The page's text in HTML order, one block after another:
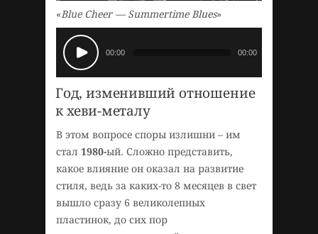
«Blue Cheer — Summertime Blues»
00:00 00:00
Год, изменивший отношение
к хеви-металу
В этом вопросе споры излишни – им
стал 1980-ый. Сложно представить,
какое влияние он оказал на развитие
стиля, ведь за каких-то 8 месяцев в свет
вышло сразу 6 великолепных
пластинок, до сих пор